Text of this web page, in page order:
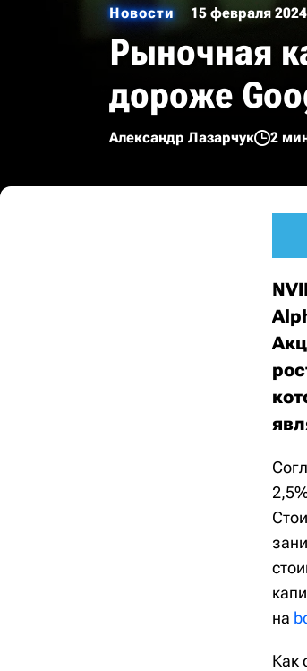
Новости 15 февраля 2024
Рыночная
дороже
Александр Лазарчук 2
на
Как